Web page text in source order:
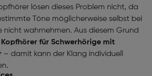
lösen dieses Problem nicht, da
Töne möglicherweise selbst bei
nicht wahrnehmen. Aus diesem Grund
für Schwerhörige mit
– damit kann der Klang individuell